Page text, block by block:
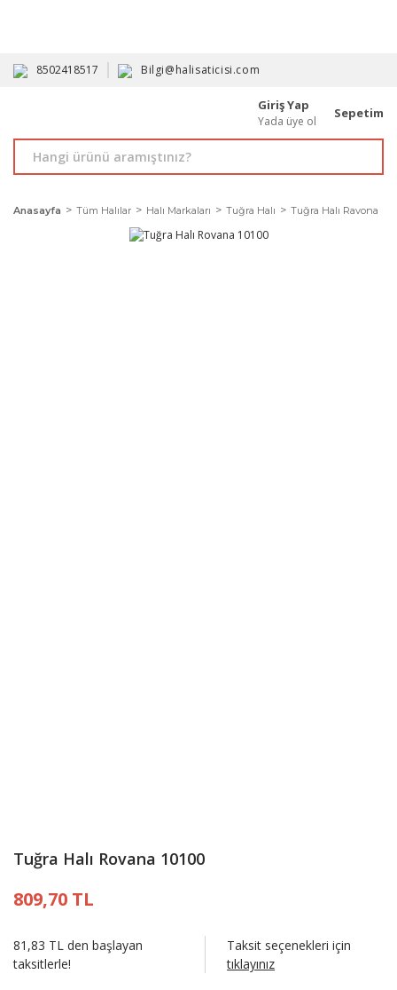
8502418517 Bilgi@halisaticisi.com
Giriş Yap
Yada üye ol
Sepetim
Anasayfa Tüm Halılar Halı Markaları Tuğra Halı Tuğra Halı Ravona
Tuğra Halı Rovana 10100
809,70 TL
81,83 TL den başlayan
taksitlerle!
Taksit seçenekleri için
tıklayınız